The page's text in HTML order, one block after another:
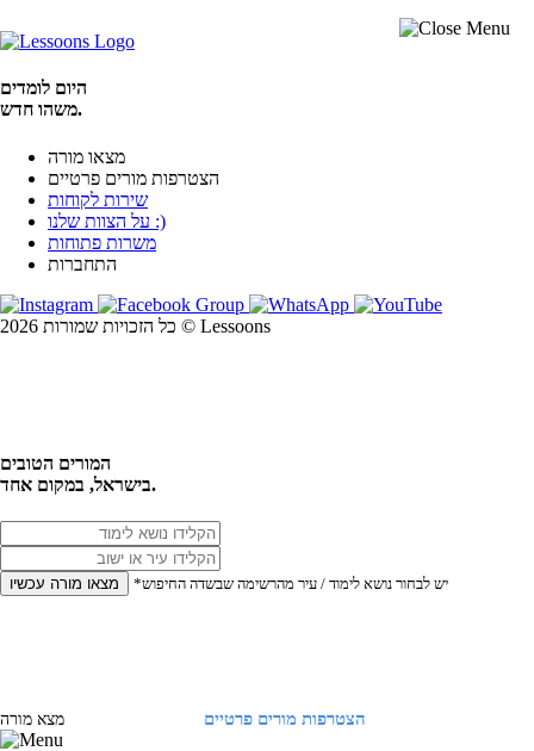
היום לומדים
משהו חדש.
מצאו מורה
הצטרפות מורים פרטיים
שירות לקוחות
על הצוות שלנו :)
משרות פתוחות
התחברות
כל הזכויות שמורות 2026 © Lessoons
המורים הטובים
בישראל, במקום אחד.
מצאו מורה עכשיו *יש לבחור נושא לימוד / עיר מהרשימה שבשדה החיפוש
הצטרפות מורים פרטיים מצא מורה